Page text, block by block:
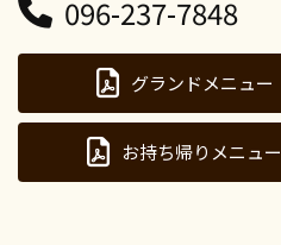
096-237-7848
グランドメニュー
お持ち帰りメニュー